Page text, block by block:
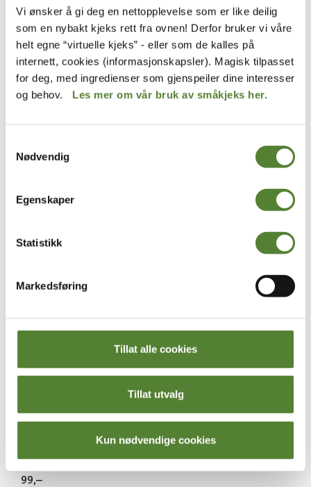
Vi ønsker å gi deg en nettopplevelse som er like deilig
som en nybakt kjeks rett fra ovnen! Derfor bruker vi våre
helt egne “virtuelle kjeks” - eller som de kalles på
internett, cookies (informasjonskapsler). Magisk tilpasset
for deg, med ingredienser som gjenspeiler dine interesser
og behov. Les mer om vår bruk av småkjeks her.
Nødvendig
Egenskaper
Statistikk
Markedsføring
Tillat alle cookies
Tillat utvalg
Kun nødvendige cookies
139,–
249,–
KuToppen
199,–
SALG
RAMPONERINGSNISSEN,
MOSK CAPS, MED ØRER OG
HORN
99,–